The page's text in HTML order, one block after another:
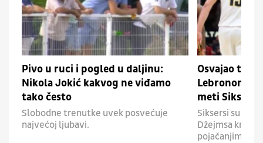
Pivo u ruci i pogled u daljinu:
Nikola Jokić kakvog ne viđamo
tako često
Slobodne trenutke uvek posvećuje
najvećoj ljubavi.
Osvajao
Lebronom:
meti Siksersa
Siksersi su
Džejmsa
pojačanjima.